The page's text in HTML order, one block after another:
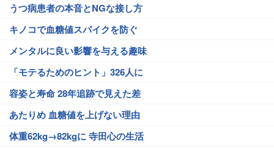
うつ病患者の本音とNGな接し方
キノコで血糖値スパイクを防ぐ
メンタルに良い影響を与える趣味
「モテるためのヒント」326人に
容姿と寿命 28年追跡で見えた差
あたりめ 血糖値を上げない理由
体重62kg→82kgに 寺田心の生活